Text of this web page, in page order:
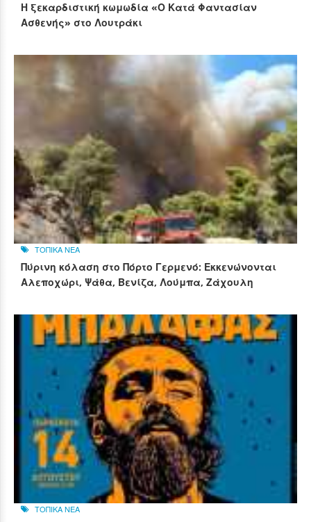
Η ξεκαρδιστική κωμωδία «Ο Κατά Φαντασίαν
Ασθενής» στο Λουτράκι
ΤΟΠΙΚΑ ΝΕΑ
Πύρινη κόλαση στο Πόρτο Γερμενό: Εκκενώνονται
Αλεποχώρι, Ψάθα, Βενίζα, Λούμπα, Ζάχουλη
ΤΟΠΙΚΑ ΝΕΑ